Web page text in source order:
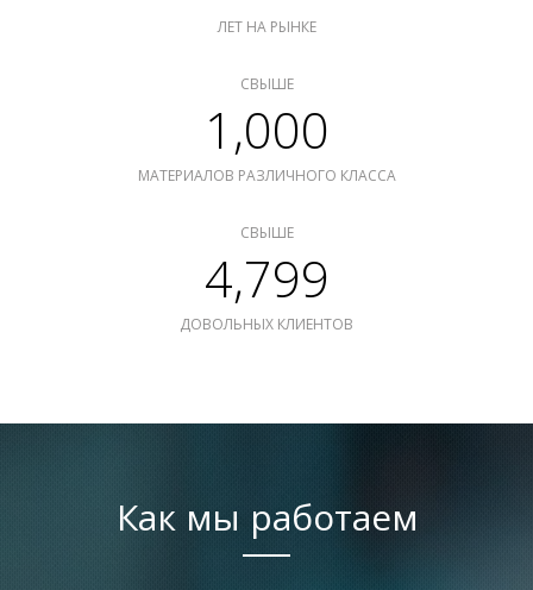
ЛЕТ НА РЫНКЕ
СВЫШЕ
1,000
МАТЕРИАЛОВ РАЗЛИЧНОГО КЛАССА
СВЫШЕ
4,799
ДОВОЛЬНЫХ КЛИЕНТОВ
Как мы работаем